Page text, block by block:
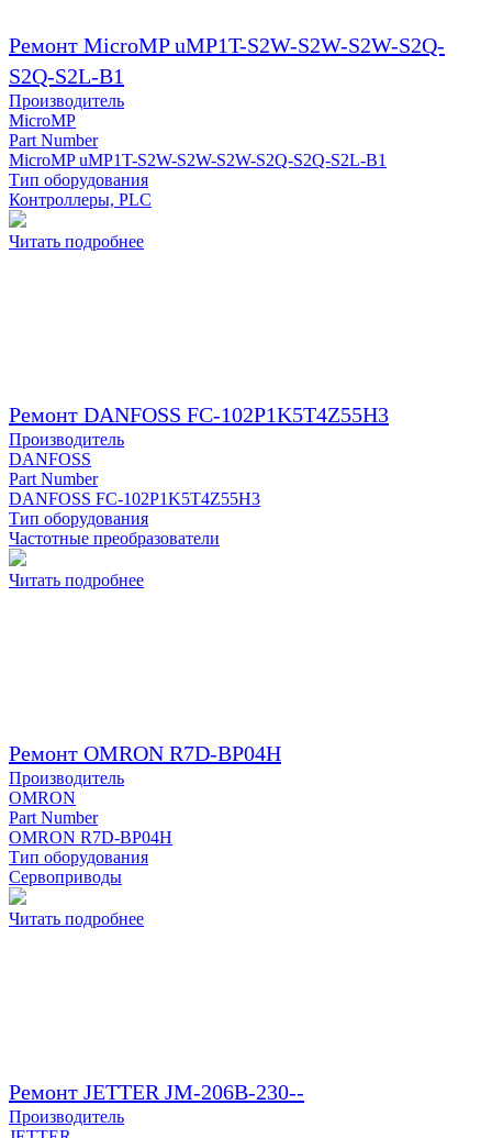
Ремонт MicroMP uMP1T-S2W-S2W-S2W-S2Q-
S2Q-S2L-B1
Производитель
MicroMP
Part Number
MicroMP uMP1T-S2W-S2W-S2W-S2Q-S2Q-S2L-B1
Тип оборудования
Контроллеры, PLC
Читать подробнее
Ремонт DANFOSS FC-102P1K5T4Z55H3
Производитель
DANFOSS
Part Number
DANFOSS FC-102P1K5T4Z55H3
Тип оборудования
Частотные преобразователи
Читать подробнее
Ремонт OMRON R7D-BP04H
Производитель
OMRON
Part Number
OMRON R7D-BP04H
Тип оборудования
Сервоприводы
Читать подробнее
Ремонт JETTER JM-206B-230--
Производитель